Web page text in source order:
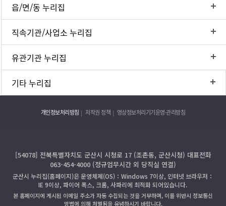
읍/면/동 누리집
직속기관/사업소 누리집
유관기관 누리집
기타 누리집
개인정보처리방침 저작권 정책 영상정보처리기기운영·관리방침
[54078] 전북특별자치도 군산시 시청로 17 (조촌동, 군산시청) 대표전화
063-454-4000 (정규업무시간 외 당직실 연결)
군산시 누리집(홈페이지)은 운영체제(OS)：Windows 7이상, 인터넷 브라우저：
IE 9이상, 파이어 폭스, 크롬, 사파리에 최적화 되어있습니다.
본 홈페이지에 게시된 이메일 주소가 자동 수집되는 것을 거부하며, 이를 위반시 정보통신
망법에 의해 처벌됨을 유념하시기 바랍니다.